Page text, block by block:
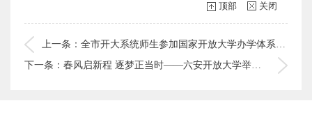
顶部 关闭
上一条：全市开大系统师生参加国家开放大学办学体系青年大联学活动
下一条：春风启新程 逐梦正当时——六安开放大学举行2026年春季新生开学典礼